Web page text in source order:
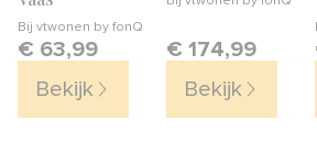
Bij vtwonen by fonQ
€ 63,99
Bekijk
€ 174,99
Bekijk